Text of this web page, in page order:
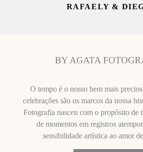
RAFAELY &
BY AGATA
O tempo é o nosso bem mais
celebrações são os marcos da nossa
Fotografia nasceu com o propósito de
de momentos em registros
sensibilidade artística ao amor